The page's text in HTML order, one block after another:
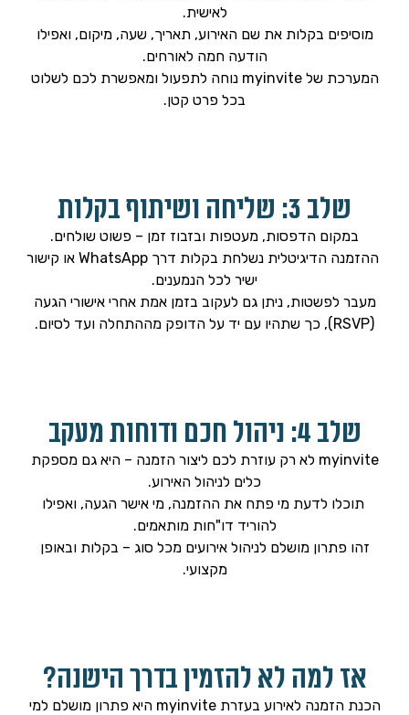
לאישית.
מוסיפים בקלות את שם האירוע, תאריך, שעה, מיקום, ואפילו
הודעה חמה לאורחים.
המערכת של myinvite נוחה לתפעול ומאפשרת לכם לשלוט
בכל פרט קטן.
שלב 3: שליחה ושיתוף בקלות
במקום הדפסות, מעטפות ובזבוז זמן – פשוט שולחים.
ההזמנה הדיגיטלית נשלחת בקלות דרך WhatsApp או קישור
ישיר לכל הנמענים.
מעבר לפשטות, ניתן גם לעקוב בזמן אמת אחרי אישורי הגעה
(RSVP), כך שתהיו עם יד על הדופק מההתחלה ועד לסיום.
שלב 4: ניהול חכם ודוחות מעקב
myinvite לא רק עוזרת לכם ליצור הזמנה – היא גם מספקת
כלים לניהול האירוע.
תוכלו לדעת מי פתח את ההזמנה, מי אישר הגעה, ואפילו
להוריד דו"חות מותאמים.
זהו פתרון מושלם לניהול אירועים מכל סוג – בקלות ובאופן
מקצועי.
אז למה לא להזמין בדרך הישנה?
הכנת הזמנה לאירוע
בעזרת myinvite היא פתרון מושלם למי